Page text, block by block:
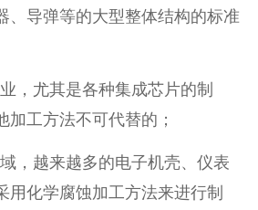
、导弹等的大型整体结构的标准
，尤其是各种集成芯片的制
加工方法不可代替的；
，越来越多的电子机壳、仪表
用化学腐蚀加工方法来进行制